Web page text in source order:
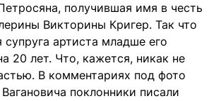
получившая имя в честь
Викторины Кригер. Так что
супруга артиста младше его
20 лет. Что, кажется, никак не
В комментариях под фото
поклонники писали